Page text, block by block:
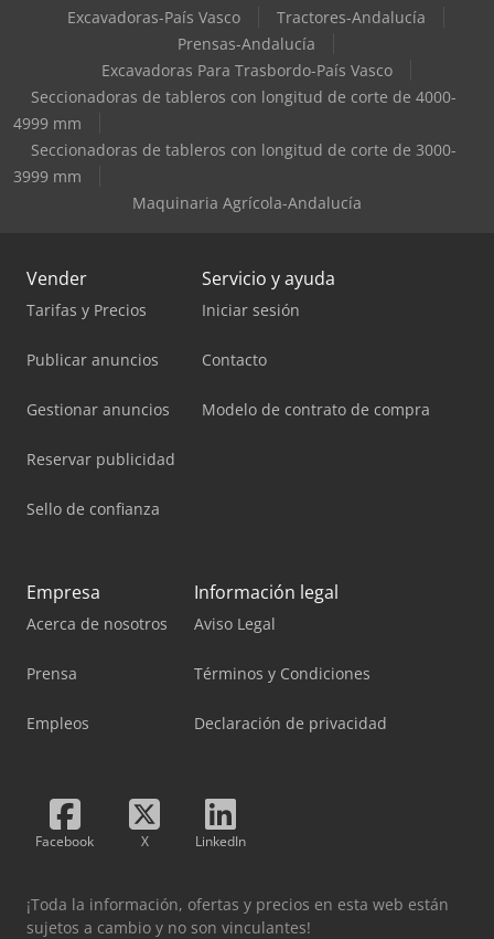
Excavadoras-País Vasco
Tractores-Andalucía
Prensas-Andalucía
Excavadoras Para Trasbordo-País Vasco
Seccionadoras de tableros con longitud de corte de 4000-
4999 mm
Seccionadoras de tableros con longitud de corte de 3000-
3999 mm
Maquinaria Agrícola-Andalucía
Vender
Tarifas y Precios
Publicar anuncios
Gestionar anuncios
Reservar publicidad
Sello de confianza
Servicio y ayuda
Iniciar sesión
Contacto
Modelo de contrato de compra
Empresa
Acerca de nosotros
Prensa
Empleos
Información legal
Aviso Legal
Términos y Condiciones
Declaración de privacidad
Facebook X LinkedIn
¡Toda la información, ofertas y precios en esta web están
sujetos a cambio y no son vinculantes!